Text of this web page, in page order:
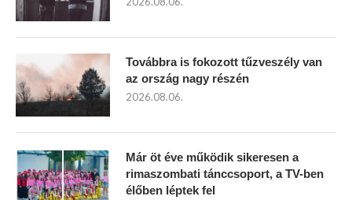
Továbbra is fokozott tűzveszély van
az ország nagy részén
2026.08.06.
Már öt éve működik sikeresen a
rimaszombati tánccsoport, a TV-ben
élőben léptek fel